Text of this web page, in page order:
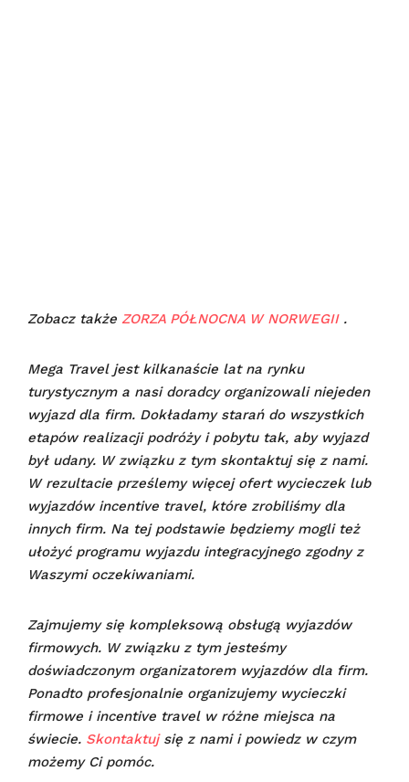
Zobacz także ZORZA PÓŁNOCNA W NORWEGII.
Mega Travel jest kilkanaście lat na rynku
turystycznym a nasi doradcy organizowali niejeden
wyjazd dla firm. Dokładamy starań do wszystkich
etapów realizacji podróży i pobytu tak, aby wyjazd
był udany. W związku z tym skontaktuj się z nami.
W rezultacie prześlemy więcej ofert wycieczek lub
wyjazdów incentive travel, które zrobiliśmy dla
innych firm. Na tej podstawie będziemy mogli też
ułożyć programu wyjazdu integracyjnego zgodny z
Waszymi oczekiwaniami.
Zajmujemy się kompleksową obsługą wyjazdów
firmowych. W związku z tym jesteśmy
doświadczonym organizatorem wyjazdów dla firm.
Ponadto profesjonalnie organizujemy wycieczki
firmowe i incentive travel w różne miejsca na
świecie. Skontaktujsię z nami i powiedz w czym
możemy Ci pomóc.